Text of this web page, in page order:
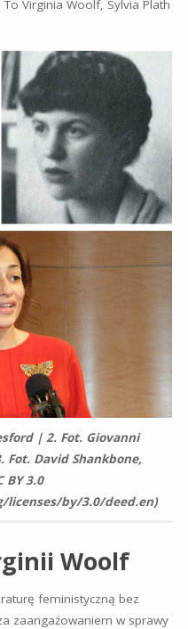
To Virginia Woolf, Sylvia Plath
| 2. Fot. Giovanni
David Shankbone,
BY 3.0
licenses/by/3.0/deed.en)
Woolf
feministyczną bez
zaangażowaniem w sprawy